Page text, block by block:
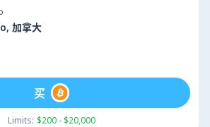
加拿大
Limits: $200 - $20,000
买